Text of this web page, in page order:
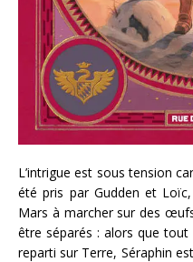
L’intrigue est sous tension
été pris par Gudden et
Mars à marcher sur des
être séparés : alors que
reparti sur Terre, Séraphin